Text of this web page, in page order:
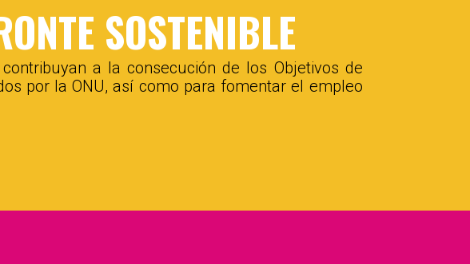
SOSTENIBLE
a la consecución de los Objetivos de
por la ONU, así como para fomentar el empleo